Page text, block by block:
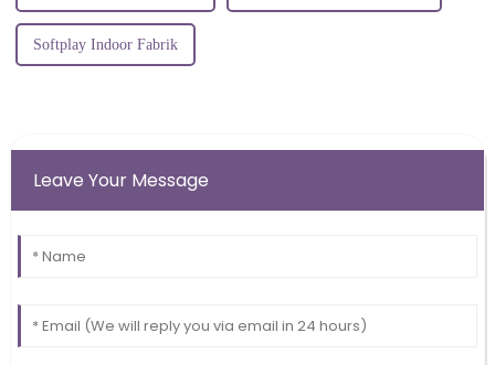
Softplay Indoor Fabrik
Leave Your Message